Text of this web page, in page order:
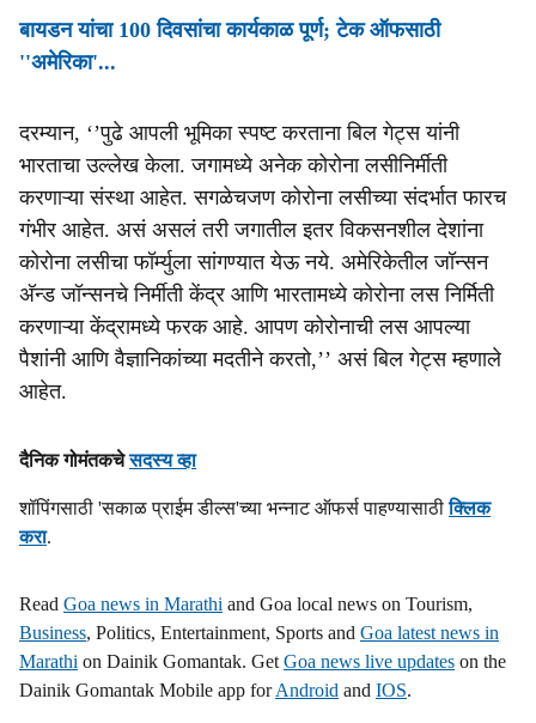
बायडन यांचा 100 दिवसांचा कार्यकाळ पूर्ण; टेक ऑफसाठी
''अमेरिका'...
दरम्यान, ‘’पुढे आपली भूमिका स्पष्ट करताना बिल गेट्स यांनी
भारताचा उल्लेख केला. जगामध्ये अनेक कोरोना लसीनिर्मीती
करणाऱ्या संस्था आहेत. सगळेचजण कोरोना लसीच्या संदर्भात फारच
गंभीर आहेत. असं असलं तरी जगातील इतर विकसनशील देशांना
कोरोना लसीचा फॉर्म्युला सांगण्यात येऊ नये. अमेरिकेतील जॉन्सन
अ‍ॅन्ड जॉन्सनचे निर्मीती केंद्र आणि भारतामध्ये कोरोना लस निर्मिती
करणाऱ्या केंद्रामध्ये फरक आहे. आपण कोरोनाची लस आपल्या
पैशांनी आणि वैज्ञानिकांच्या मदतीने करतो,’’ असं बिल गेट्स म्हणाले
आहेत.
दैनिक गोमंतकचेसदस्य व्हा
शॉपिंगसाठी 'सकाळ प्राईम डील्स'च्या भन्नाट ऑफर्स पाहण्यासाठीक्लिक
करा.
Read Goa news in Marathi and Goa local news on Tourism,
Business, Politics, Entertainment, Sports and Goa latest news in
Marathi on Dainik Gomantak. Get Goa news live updates on the
Dainik Gomantak Mobile app forAndroid and IOS.